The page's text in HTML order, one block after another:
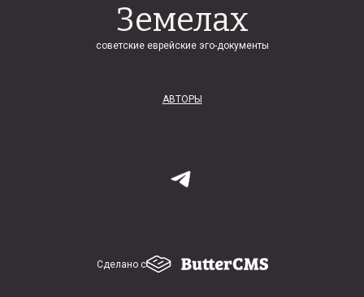
Земелах
советские еврейские эго-документы
АВТОРЫ
Сделано с